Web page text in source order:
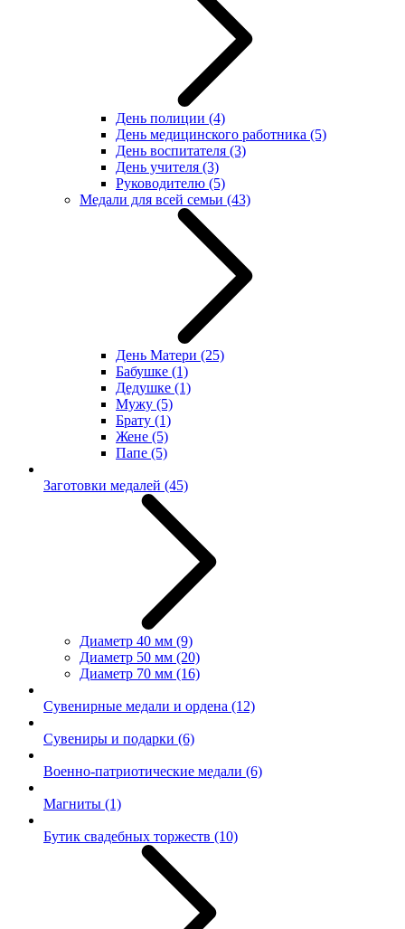
День полиции (4)
День медицинского работника (5)
День воспитателя (3)
День учителя (3)
Руководителю (5)
Медали для всей семьи (43)
День Матери (25)
Бабушке (1)
Дедушке (1)
Мужу (5)
Брату (1)
Жене (5)
Папе (5)
Заготовки медалей (45)
Диаметр 40 мм (9)
Диаметр 50 мм (20)
Диаметр 70 мм (16)
Сувенирные медали и ордена (12)
Сувениры и подарки (6)
Военно-патриотические медали (6)
Магниты (1)
Бутик свадебных торжеств (10)